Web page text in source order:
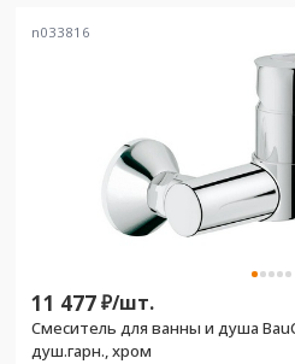
n033816
11 477₽/шт.
Смеситель для ванны и душа
душ.гарн., хром